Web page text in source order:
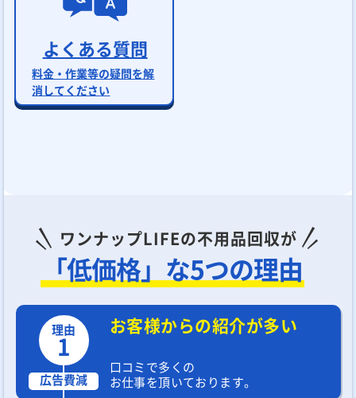
よくある質問
料金・作業等の疑問を解
消してください
ワンナップLIFEの不用品回収が
「低価格」な5つの理由
理由
1
広告費減
お客様からの紹介が多い
口コミで多くの
お仕事を頂いております。